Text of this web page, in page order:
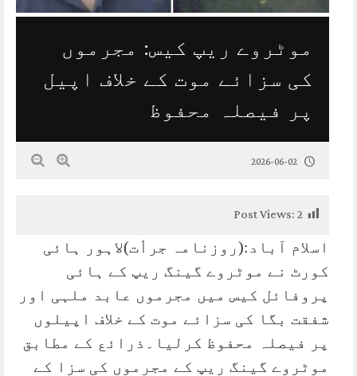
موٹروے ریپ کیس: مجرموں
کی سزائے موت کے خلاف اپیل
پر فیصلہ محفوظ
2026-06-02
Post Views:2
اسلام آباد:(روزنامہ جرأت)لاہور ہائی
کورٹ نے موٹروے گینگ ریپ کے ہائی
پروفائل کیس میں مجرموں عابد ملہی اور
شفقت بگا کی سزائے موت کے خلاف اپیلوں
پر فیصلہ محفوظ کرلیا۔ذرائع کے مطابق
موٹروے گینگ ریپ کے مجرموں کی سزا کے